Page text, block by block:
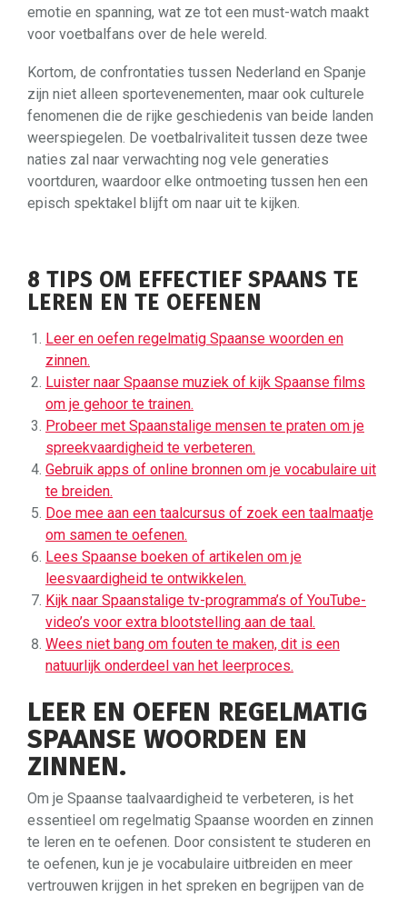
emotie en spanning, wat ze tot een must-watch maakt
voor voetbalfans over de hele wereld.
Kortom, de confrontaties tussen Nederland en Spanje
zijn niet alleen sportevenementen, maar ook culturele
fenomenen die de rijke geschiedenis van beide landen
weerspiegelen. De voetbalrivaliteit tussen deze twee
naties zal naar verwachting nog vele generaties
voortduren, waardoor elke ontmoeting tussen hen een
episch spektakel blijft om naar uit te kijken.
8 TIPS OM EFFECTIEF SPAANS TE
LEREN EN TE OEFENEN
Leer en oefen regelmatig Spaanse woorden en
zinnen.
Luister naar Spaanse muziek of kijk Spaanse films
om je gehoor te trainen.
Probeer met Spaanstalige mensen te praten om je
spreekvaardigheid te verbeteren.
Gebruik apps of online bronnen om je vocabulaire uit
te breiden.
Doe mee aan een taalcursus of zoek een taalmaatje
om samen te oefenen.
Lees Spaanse boeken of artikelen om je
leesvaardigheid te ontwikkelen.
Kijk naar Spaanstalige tv-programma’s of YouTube-
video’s voor extra blootstelling aan de taal.
Wees niet bang om fouten te maken, dit is een
natuurlijk onderdeel van het leerproces.
LEER EN OEFEN REGELMATIG
SPAANSE WOORDEN EN
ZINNEN.
Om je Spaanse taalvaardigheid te verbeteren, is het
essentieel om regelmatig Spaanse woorden en zinnen
te leren en te oefenen. Door consistent te studeren en
te oefenen, kun je je vocabulaire uitbreiden en meer
vertrouwen krijgen in het spreken en begrijpen van de